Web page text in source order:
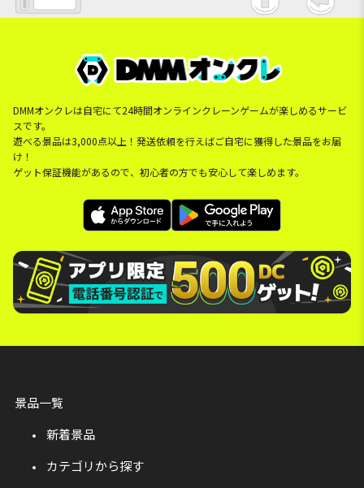
DMMオンクレは自宅にて24時間オンラインクレーンゲームが楽しめるサービ
スです。
遊べる景品は3,000点以上！発送依頼を行えばご自宅に獲得した景品をお届
け！
ゲット保証機能があるので、初心者の方でも安心して楽しめます。
景品一覧
新着景品
カテゴリから探す